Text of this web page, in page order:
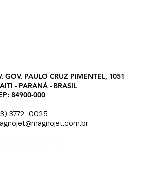
GOV. PAULO CRUZ PIMENTEL, 1051
- PARANÁ - BRASIL
84900-000
3772-0025